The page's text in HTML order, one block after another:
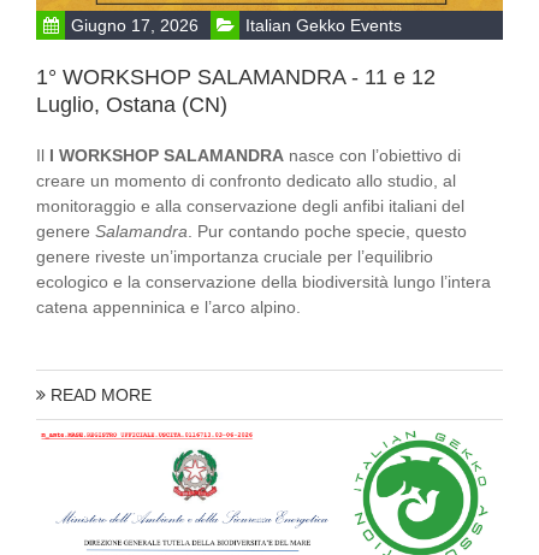
Giugno 17, 2026 Italian Gekko Events
1° WORKSHOP SALAMANDRA - 11 e 12
Luglio, Ostana (CN)
Il I WORKSHOP SALAMANDRA nasce con l’obiettivo di
creare un momento di confronto dedicato allo studio, al
monitoraggio e alla conservazione degli anfibi italiani del
genere Salamandra . Pur contando poche specie, questo
genere riveste un’importanza cruciale per l’equilibrio
ecologico e la conservazione della biodiversità lungo l’intera
catena appenninica e l’arco alpino.
READ MORE